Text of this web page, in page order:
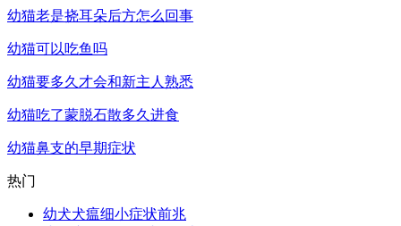
幼猫老是挠耳朵后方怎么回事
幼猫可以吃鱼吗
幼猫要多久才会和新主人熟悉
幼猫吃了蒙脱石散多久进食
幼猫鼻支的早期症状
热门
幼犬犬瘟细小症状前兆